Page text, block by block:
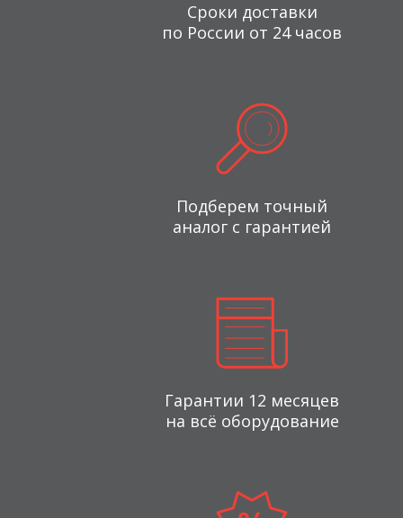
Сроки доставки
по России от 24 часов
Подберем точный
аналог с гарантией
Гарантии 12 месяцев
на всё оборудование